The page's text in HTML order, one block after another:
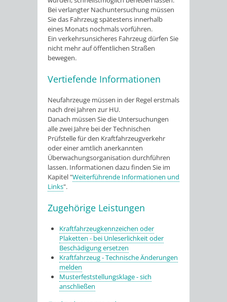
Bei verlangter Nachuntersuchung müssen
Sie das Fahrzeug spätestens innerhalb
eines Monats nochmals vorführen.
Ein verkehrsunsicheres Fahrzeug dürfen Sie
nicht mehr auf öffentlichen Straßen
bewegen.
Vertiefende Informationen
Neufahrzeuge müssen in der Regel erstmals
nach drei Jahren zur HU.
Danach müssen Sie die Untersuchungen
alle zwei Jahre bei der Technischen
Prüfstelle für den Kraftfahrzeugverkehr
oder einer amtlich anerkannten
Überwachungsorganisation durchführen
lassen. Informationen dazu finden Sie im
Kapitel "Weiterführende Informationen und
Links".
Zugehörige Leistungen
Kraftfahrzeugkennzeichen oder
Plaketten - bei Unleserlichkeit oder
Beschädigung ersetzen
Kraftfahrzeug - Technische Änderungen
melden
Musterfeststellungsklage - sich
anschließen